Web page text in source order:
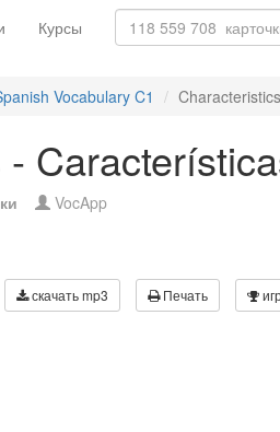
Курсы
Vocabulary C1
VocApp
скачать mp3 Печать